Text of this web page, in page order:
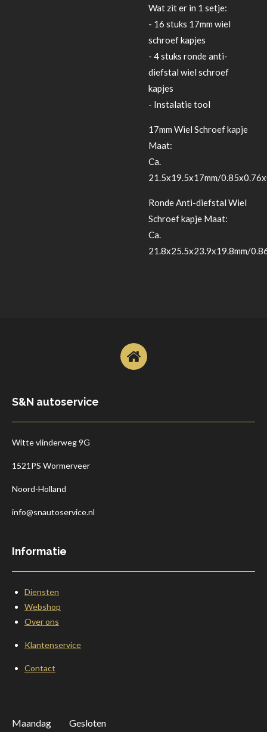
Wat zit er in 1 setje:
- 16 stuks 17mm wiel
schroef kapjes
- 4 stuks ronde anti-
diefstal wiel schroef
kapjes
- Instalatie tool
17mm Wiel Schroef kapje
Maat:
Ca.
21.5x19.5x17mm/
Ronde Anti-diefstal Wiel
Schroef kapje Maat:
Ca.
21.8x25.5x23.9x19.8mm/
S&N autoservice
Witte vlinderweg 9G
1521PS Wormerveer
Noord-Holland
info@snautoservice.nl
Informatie
Diensten
Webshop
Over ons
Klantenservice
Contact
Maandag Gesloten